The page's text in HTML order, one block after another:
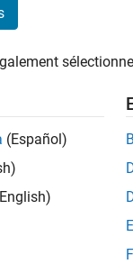
(Español)